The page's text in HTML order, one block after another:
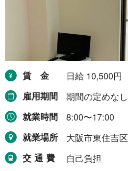
令和8年9月30日まで
令和8年12月31日まで
令和9年2月28日まで
令和9年3月31日まで
期間の定めなし
職種から探す
賃金
日給 10,500円
雇用期間
期間の定めなし
就業時間
8:00〜17:00
就業場所
大阪市東住吉区
交通費
自己負担